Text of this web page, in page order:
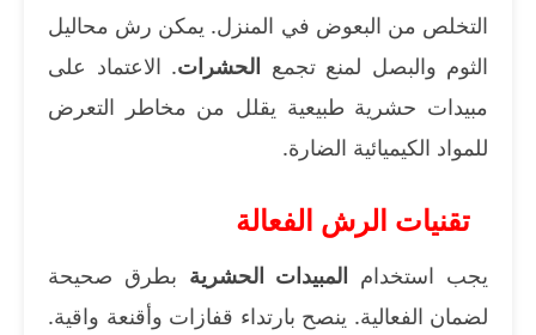
التخلص من البعوض في المنزل. يمكن رش محاليل
الثوم والبصل لمنع تجمع الحشرات. الاعتماد على
مبيدات حشرية طبيعية يقلل من مخاطر التعرض
للمواد الكيميائية الضارة.
تقنيات الرش الفعالة
يجب استخدام المبيدات الحشرية بطرق صحيحة
لضمان الفعالية. ينصح بارتداء قفازات وأقنعة واقية.